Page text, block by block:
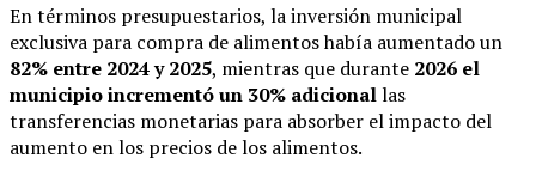
En términos presupuestarios, la inversión municipal
exclusiva para compra de alimentos había aumentado un
82% entre 2024 y 2025, mientras que durante 2026 el
municipio incrementó un 30% adicionallas
transferencias monetarias para absorber el impacto del
aumento en los precios de los alimentos.